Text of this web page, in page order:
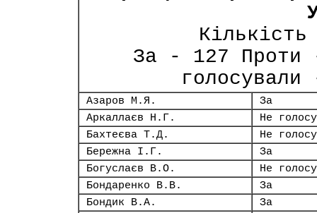
За - 127 Проти
Азаров М.Я.
За
Аркаллаєв Н.Г.
Не
Бахтеєва Т.Д.
Не
Бережна І.Г.
За
Богуслаєв В.О.
Не
Бондаренко В.В.
За
Бондик В.А.
За